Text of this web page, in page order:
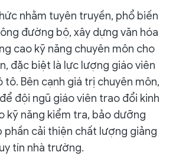
nhằm tuyên truyền, phổ biến
đường bộ, xây dựng văn hóa
cao kỹ năng chuyên môn cho
đặc biệt là lực lượng giáo viên
tô. Bên cạnh giá trị chuyên môn,
đội ngũ giáo viên trao đổi kinh
kỹ năng kiểm tra, bảo dưỡng
phần cải thiện chất lượng giảng
tín nhà trường.